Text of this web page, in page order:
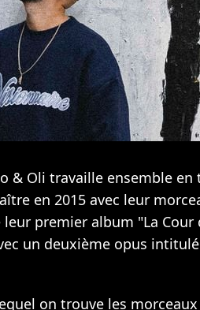
& Oli travaille ensemble en
en 2015 avec leur
premier album "La Cour
un deuxième opus
on trouve les morceaux